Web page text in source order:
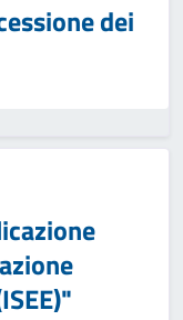
dei